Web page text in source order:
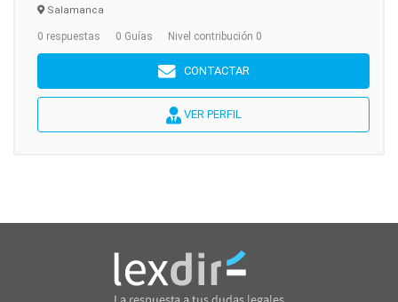
Salamanca
0 respuestas 0 Guías Nivel contribución 0
CONTACTAR
VER PERFIL